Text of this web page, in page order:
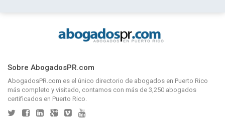
Sobre AbogadosPR.com
AbogadosPR.com es el único directorio de abogados en Puerto Rico
más completo y visitado, contamos con más de 3,250 abogados
certificados en Puerto Rico.